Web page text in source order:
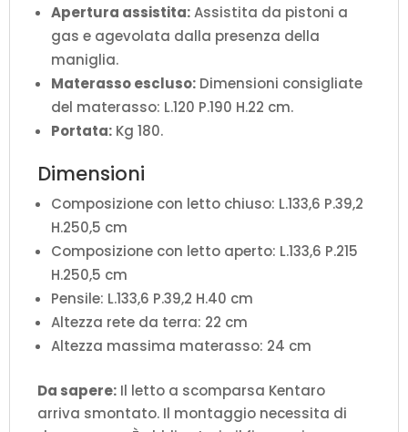
Apertura assistita:Assistita da pistoni a
gas e agevolata dalla presenza della
maniglia.
Materasso escluso: Dimensioni consigliate
del materasso: L.120 P.190 H.22 cm.
Portata: Kg 180.
Dimensioni
Composizione con letto chiuso: L.133,6 P.39,2
H.250,5 cm
Composizione con letto aperto: L.133,6 P.215
H.250,5 cm
Pensile: L.133,6 P.39,2 H.40 cm
Altezza rete da terra: 22 cm
Altezza massima materasso: 24 cm
Da sapere: Il letto a scomparsa Kentaro
arriva smontato. Il montaggio necessita di